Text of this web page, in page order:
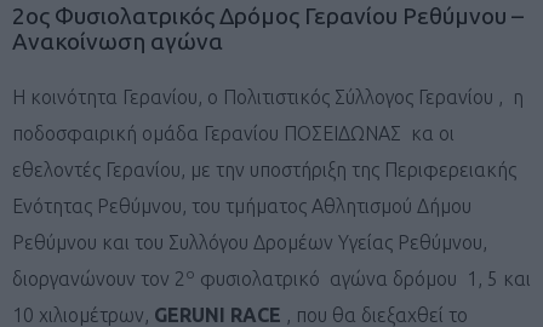
2ος Φυσιολατρικός Δρόμος Γερανίου Ρεθύμνου –
Ανακοίνωση αγώνα
Η κοινότητα Γερανίου, ο Πολιτιστικός Σύλλογος Γερανίου , η
ποδοσφαιρική ομάδα Γερανίου ΠΟΣΕΙΔΩΝΑΣ κα οι
εθελοντές Γερανίου, με την υποστήριξη της Περιφερειακής
Ενότητας Ρεθύμνου, του τμήματος Αθλητισμού Δήμου
Ρεθύμνου και του Συλλόγου Δρομέων Υγείας Ρεθύμνου,
διοργανώνουν τον 2 ο φυσιολατρικό αγώνα δρόμου 1, 5 και
10 χιλιομέτρων, GERUNI RACE , που θα διεξαχθεί το